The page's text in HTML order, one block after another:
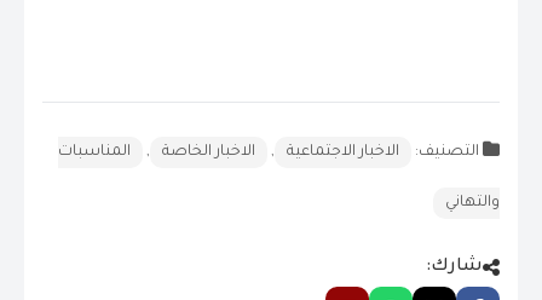
التصنيف: الاخبار الاجتماعية , الاخبار الخاصة , المناسبات
والتهاني
شارك: